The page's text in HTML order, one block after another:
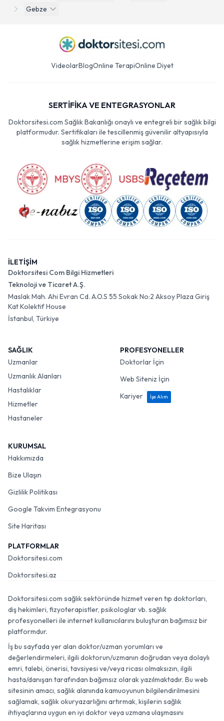
Gebze
VideolarBlogOnline TerapiOnline Diyet
SERTİFİKA VE ENTEGRASYONLAR
Doktorsitesi.com Sağlık Bakanlığı onaylı ve entegreli bir sağlık bilgi
platformudur. Sertifikaları ile tescillenmiş güvenilir altyapısıyla
sağlık hizmetlerine erişim sağlar.
İLETİŞİM
Doktorsitesi Com Bilgi Hizmetleri
Teknoloji ve Ticaret A.Ş.
Maslak Mah. Ahi Evran Cd. A.O.S 55 Sokak No:2 Aksoy Plaza Giriş
Kat Kolektif House
İstanbul, Türkiye
SAĞLIK
Uzmanlar
Uzmanlık Alanları
Hastalıklar
Hizmetler
Hastaneler
PROFESYONELLER
Doktorlar İçin
Web Siteniz İçin
Kariyer
İşe Alım
KURUMSAL
Hakkımızda
Bize Ulaşın
Gizlilik Politikası
Google Takvim Entegrasyonu
Site Haritası
PLATFORMLAR
Doktorsitesi.com
Doktorsitesi.az
Doktorsitesi.com sağlık sektöründe hizmet veren tıp doktorları,
diş hekimleri, fizyoterapistler, psikologlar vb. sağlık
profesyonelleri ile internet kullanıcılarını buluşturan bağımsız bir
platformdur.
İş bu sayfada yer alan doktor/uzman yorumları ve
değerlendirmeleri, ilgili doktorun/uzmanın doğrudan veya dolaylı
emri, talebi, önerisi, tavsiyesi ve/veya ricası olmaksızın, ilgili
hasta/danışan tarafından bağımsız olarak yazılmaktadır. Bu web
sitesinin amacı, sağlık alanında kamuoyunun bilgilendirilmesini
sağlamak, sağlık okuryazarlığını artırmak, kişilerin sağlık
ihtiyaçlarına uygun en iyi doktor veya uzmana ulaşmasını